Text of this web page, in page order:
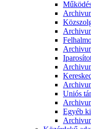
Uniós
Egyéb